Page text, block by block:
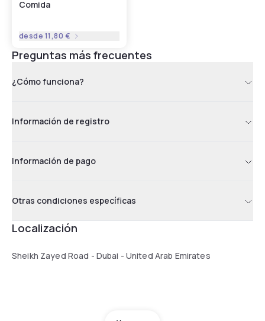
Comida
desde 11,80 €
Preguntas más frecuentes
¿Cómo funciona?
Información de registro
Información de pago
Otras condiciones específicas
Localización
Sheikh Zayed Road - Dubai - United Arab Emirates